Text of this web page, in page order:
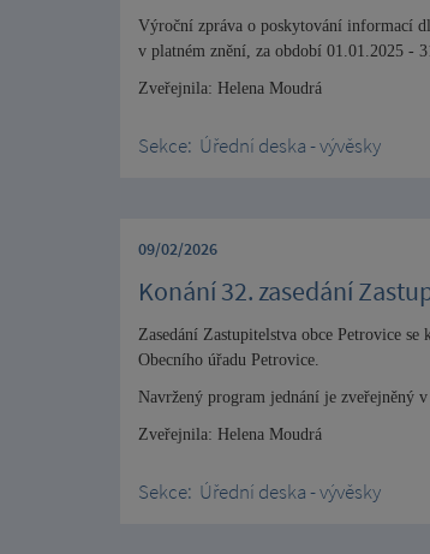
Výroční zpráva o poskytování informací
v platném znění, za období 01.01.2025 -
Zveřejnila: Helena Moudrá
Sekce: Úřední deska - vývěsky
09/02/2026
Konání 32. zasedání
Zasedání Zastupitelstva obce Petrovice
Obecního úřadu Petrovice.
Navržený program jednání je zveřejněný
Zveřejnila: Helena Moudrá
Sekce: Úřední deska - vývěsky